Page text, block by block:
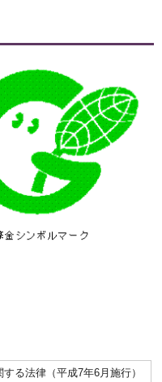
る法律（平成7年6月施行）